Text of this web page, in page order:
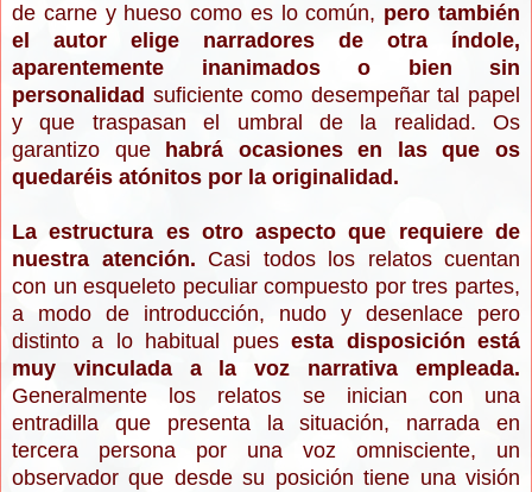
de carne y hueso como es lo común, pero también
el autor elige narradores de otra índole,
aparentemente inanimados o bien sin
personalidad suficiente como desempeñar tal papel
y que traspasan el umbral de la realidad. Os
garantizo que
habrá ocasiones en las que os
quedaréis atónitos por la originalidad.
La estructura es otro aspecto que requiere de
nuestra atención. Casi todos los relatos cuentan
con un esqueleto peculiar compuesto por tres partes,
a modo de introducción, nudo y desenlace pero
distinto a lo habitual puesesta disposición está
muy vinculada a la voz narrativa empleada.
Generalmente los relatos se inician con una
entradilla que presenta la situación, narrada en
tercera persona por una voz omnisciente, un
observador que desde su posición tiene una visión